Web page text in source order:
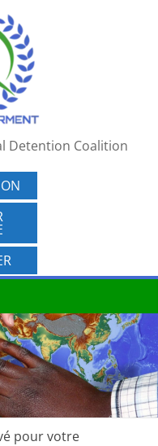
Detention Coalition
pour votre